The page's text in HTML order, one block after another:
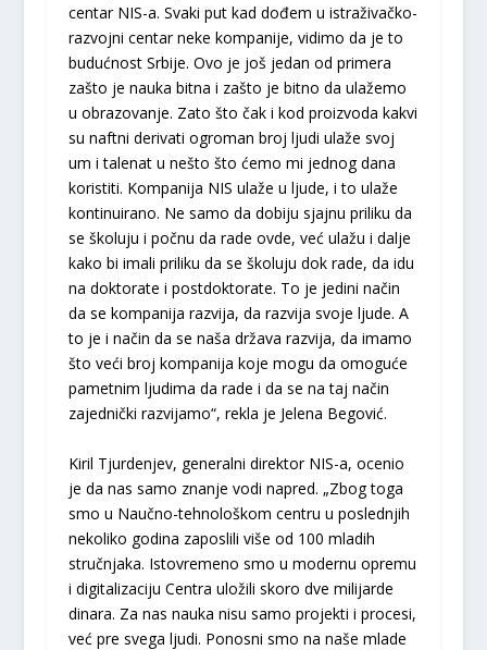
centar NIS-a. Svaki put kad dođem u istraživačko-
razvojni centar neke kompanije, vidimo da je to
budućnost Srbije. Ovo je još jedan od primera
zašto je nauka bitna i zašto je bitno da ulažemo
u obrazovanje. Zato što čak i kod proizvoda kakvi
su naftni derivati ogroman broj ljudi ulaže svoj
um i talenat u nešto što ćemo mi jednog dana
koristiti. Kompanija NIS ulaže u ljude, i to ulaže
kontinuirano. Ne samo da dobiju sjajnu priliku da
se školuju i počnu da rade ovde, već ulažu i dalje
kako bi imali priliku da se školuju dok rade, da idu
na doktorate i postdoktorate. To je jedini način
da se kompanija razvija, da razvija svoje ljude. A
to je i način da se naša država razvija, da imamo
što veći broj kompanija koje mogu da omoguće
pametnim ljudima da rade i da se na taj način
zajednički razvijamo“, rekla je Jelena Begović.
Kiril Tjurdenjev, generalni direktor NIS-a, ocenio
je da nas samo znanje vodi napred. „Zbog toga
smo u Naučno-tehnološkom centru u poslednjih
nekoliko godina zaposlili više od 100 mladih
stručnjaka. Istovremeno smo u modernu opremu
i digitalizaciju Centra uložili skoro dve milijarde
dinara. Za nas nauka nisu samo projekti i procesi,
već pre svega ljudi. Ponosni smo na naše mlade